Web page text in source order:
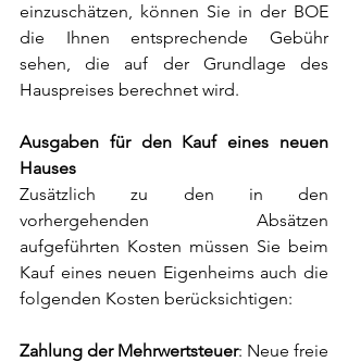
einzuschätzen, können Sie in der BOE
die Ihnen entsprechende Gebühr
sehen, die auf der Grundlage des
Hauspreises berechnet wird.
Ausgaben für den Kauf eines neuen
Hauses
Zusätzlich zu den in den
vorhergehenden Absätzen
aufgeführten Kosten müssen Sie beim
Kauf eines neuen Eigenheims auch die
folgenden Kosten berücksichtigen:
Zahlung der Mehrwertsteuer: Neue freie